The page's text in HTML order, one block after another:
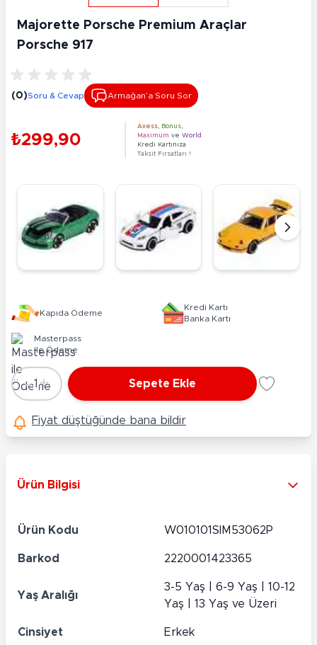
Majorette Porsche Premium Araçlar
Porsche 917
(0)Soru & Cevap Armağan’a Soru Sor
₺299,90
Axess Bonus
Maximum ve World
Kredi Kartınıza
Taksit Fırsatları !
Kapıda Ödeme
Kredi Kartı
Banka Kartı
Masterpass
ile Ödeme
Adet
-1 + Sepete Ekle
Fiyat düştüğünde bana bildir
Ürün Bilgisi
Ürün Kodu W010101SIM53062P
Barkod 2220001423365
Yaş Aralığı
3-5 Yaş | 6-9 Yaş | 10-12
Yaş | 13 Yaş ve Üzeri
Cinsiyet Erkek